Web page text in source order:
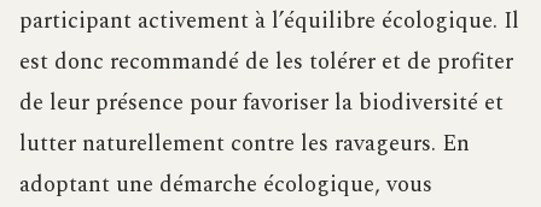
participant activement à l’équilibre écologique. Il
est donc recommandé de les tolérer et de profiter
de leur présence pour favoriser la biodiversité et
lutter naturellement contre les ravageurs. En
adoptant une démarche écologique, vous